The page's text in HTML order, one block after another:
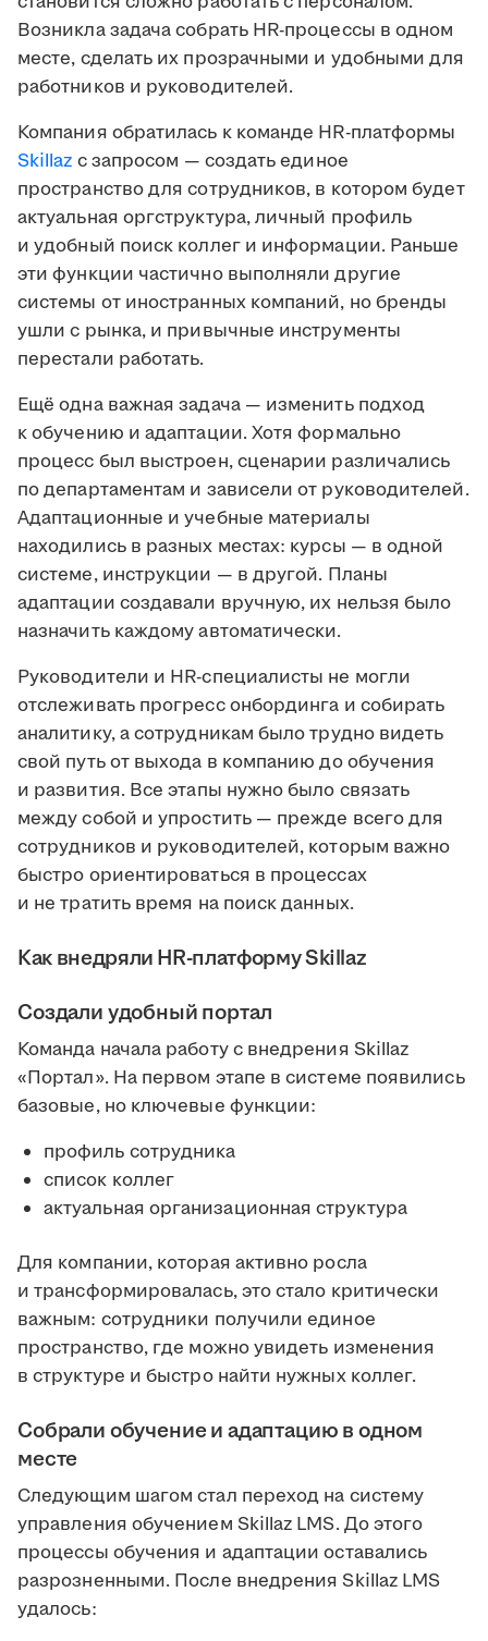
Возникла задача собрать HR-процессы в одном
месте, сделать их прозрачными и удобными для
работников и руководителей.
Компания обратилась к команде HR-платформы
Skillaz c запросом — создать единое
пространство для сотрудников, в котором будет
актуальная оргструктура, личный профиль
и удобный поиск коллег и информации. Раньше
эти функции частично выполняли другие
системы от иностранных компаний, но бренды
ушли с рынка, и привычные инструменты
перестали работать.
Ещё одна важная задача — изменить подход
к обучению и адаптации. Хотя формально
процесс был выстроен, сценарии различались
по департаментам и зависели от руководителей.
Адаптационные и учебные материалы
находились в разных местах: курсы — в одной
системе, инструкции — в другой. Планы
адаптации создавали вручную, их нельзя было
назначить каждому автоматически.
Руководители и HR-специалисты не могли
отслеживать прогресс онбординга и собирать
аналитику, а сотрудникам было трудно видеть
свой путь от выхода в компанию до обучения
и развития. Все этапы нужно было связать
между собой и упростить — прежде всего для
сотрудников и руководителей, которым важно
быстро ориентироваться в процессах
и не тратить время на поиск данных.
Как внедряли HR-платформу Skillaz
Создали удобный портал
Команда начала работу с внедрения Skillaz
«Портал». На первом этапе в системе появились
базовые, но ключевые функции:
профиль сотрудника
список коллег
актуальная организационная структура
Для компании, которая активно росла
и трансформировалась, это стало критически
важным: сотрудники получили единое
пространство, где можно увидеть изменения
в структуре и быстро найти нужных коллег.
Собрали обучение и адаптацию в одном
месте
Следующим шагом стал переход на систему
управления обучением Skillaz LMS. До этого
процессы обучения и адаптации оставались
разрозненными. После внедрения Skillaz LMS
удалось: